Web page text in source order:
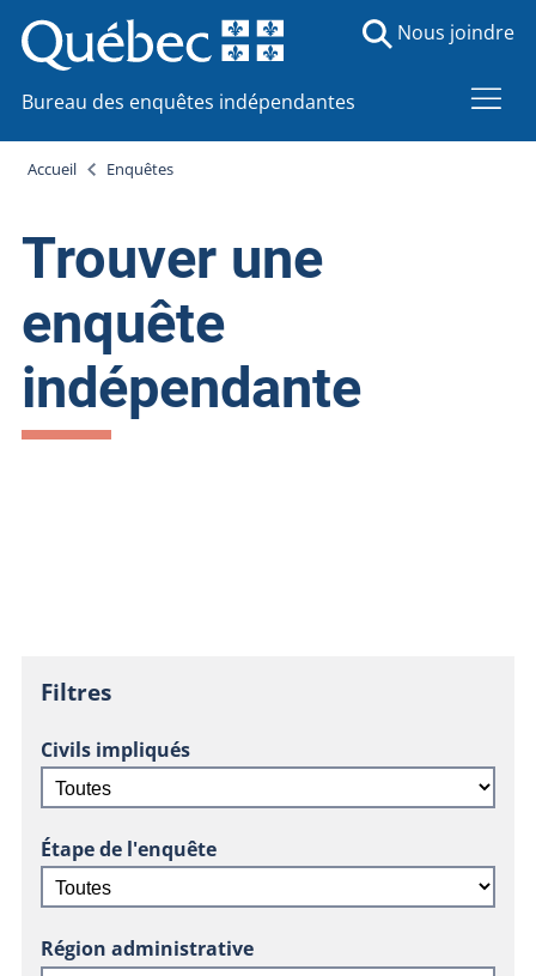
Bureau des enquêtes indépendantes
Nous joindre
Accueil Enquêtes
Trouver une
enquête
indépendante
Filtres
Civils impliqués
Étape de l'enquête
Région administrative